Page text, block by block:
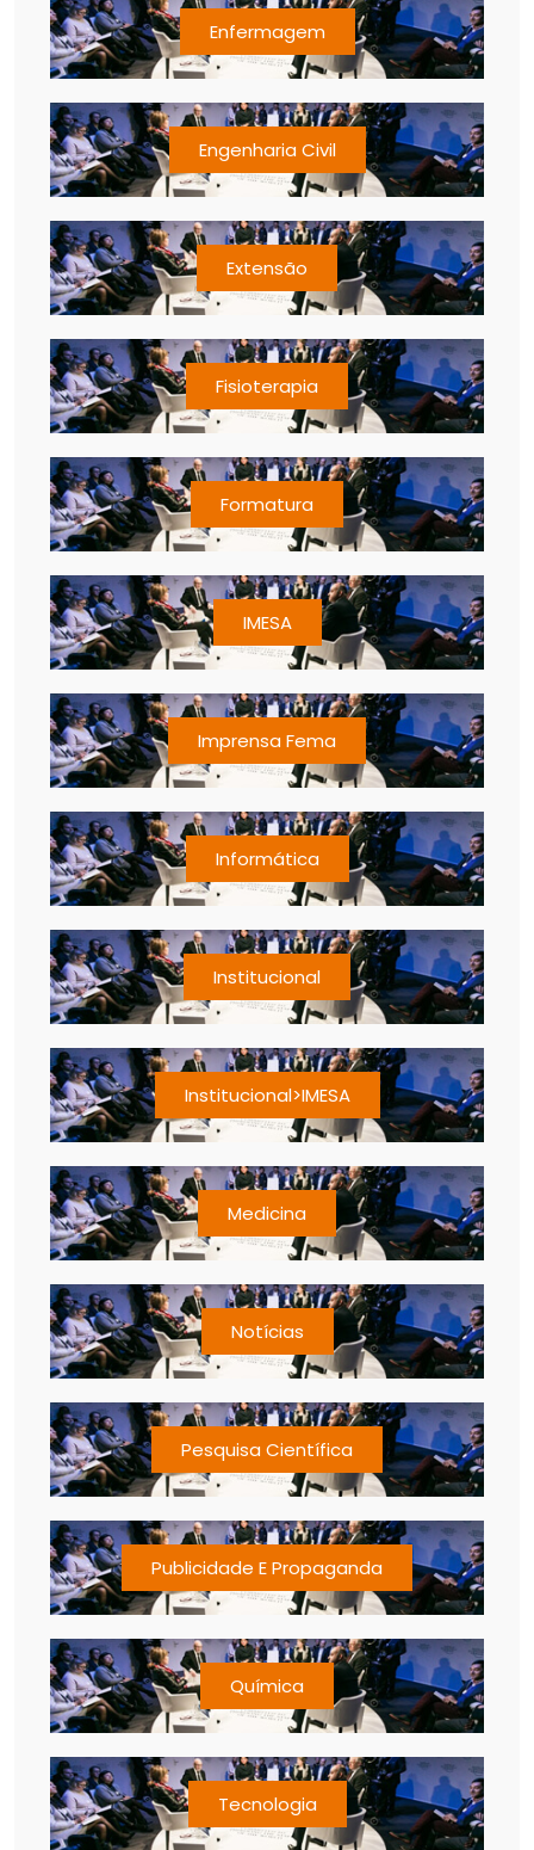
Enfermagem
Engenharia Civil
Extensão
Fisioterapia
Formatura
IMESA
Imprensa Fema
Informática
Institucional
Institucional>IMESA
Medicina
Notícias
Pesquisa Científica
Publicidade E Propaganda
Química
Tecnologia